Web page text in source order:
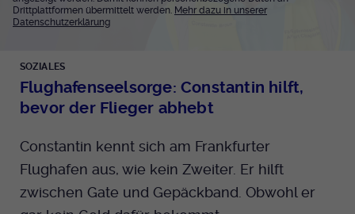
Drittplattformen übermittelt werden. Mehr dazu in unserer
Datenschutzerklärung
SOZIALES
Flughafenseelsorge: Constantin hilft,
bevor der Flieger abhebt
Constantin kennt sich am Frankfurter
Flughafen aus, wie kein Zweiter. Er hilft
zwischen Gate und Gepäckband. Obwohl er